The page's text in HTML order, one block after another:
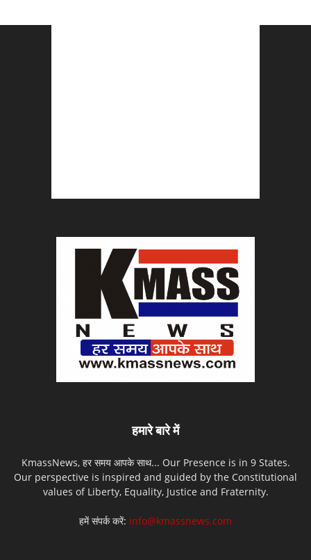
हमारे बारे में
KmassNews, हर समय आपके साथ... Our Presence is in 9 States.
Our perspective is inspired and guided by the Constitutional
values of Liberty, Equality, Justice and Fraternity.
हमें संपर्क करें: info@kmassnews.com